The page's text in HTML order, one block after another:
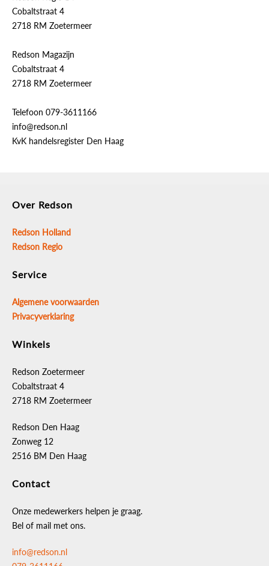
Cobaltstraat 4
2718 RM Zoetermeer
Redson Magazijn
Cobaltstraat 4
2718 RM Zoetermeer
Telefoon 079-3611166
info@redson.nl
KvK handelsregister Den Haag
Over Redson
Redson Holland
Redson Regio
Service
Algemene voorwaarden
Privacyverklaring
Winkels
Redson Zoetermeer
Cobaltstraat 4
2718 RM Zoetermeer
Redson Den Haag
Zonweg 12
2516 BM Den Haag
Contact
Onze medewerkers helpen je graag.
Bel of mail met ons.
info@redson.nl